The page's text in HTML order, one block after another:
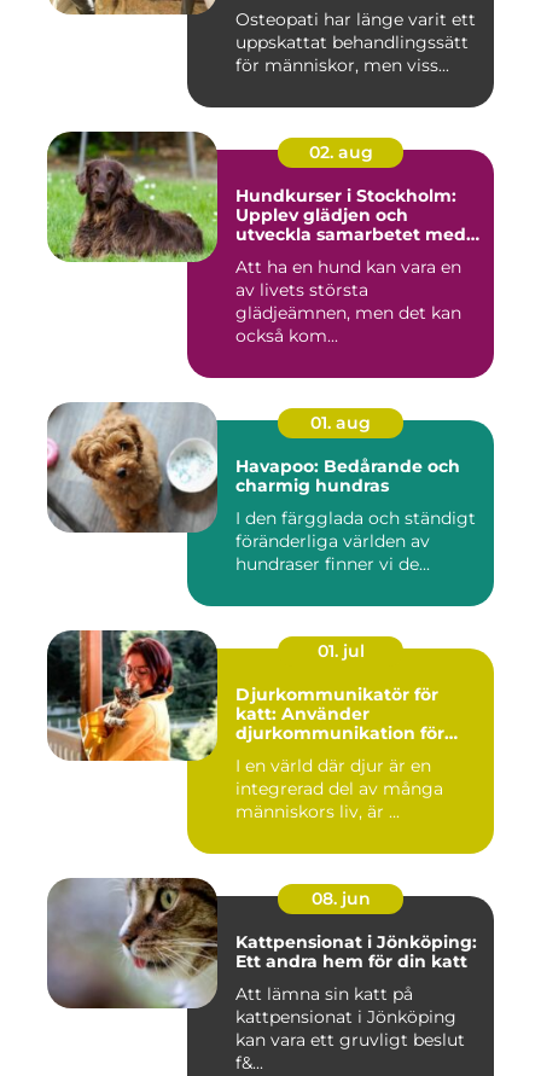
Osteopati har länge varit ett
uppskattat behandlingssätt
för människor, men viss...
02. aug
Hundkurser i Stockholm:
Upplev glädjen och
utveckla samarbetet med
Att ha en hund kan vara en
av livets största
glädjeämnen, men det kan
också kom...
01. aug
Havapoo: Bedårande och
charmig hundras
I den färgglada och ständigt
föränderliga världen av
hundraser finner vi de...
01. jul
Djurkommunikatör för
katt: Använder
djurkommunikation för
I en värld där djur är en
integrerad del av många
människors liv, är ...
08. jun
Kattpensionat i Jönköping:
Ett andra hem för din katt
Att lämna sin katt på
kattpensionat i Jönköping
kan vara ett gruvligt beslut
f&...